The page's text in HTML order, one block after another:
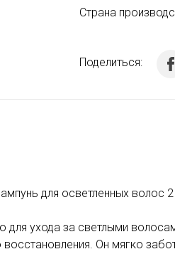
Страна
Поделиться:
для осветленных волос
для ухода за светлыми
Он мягко